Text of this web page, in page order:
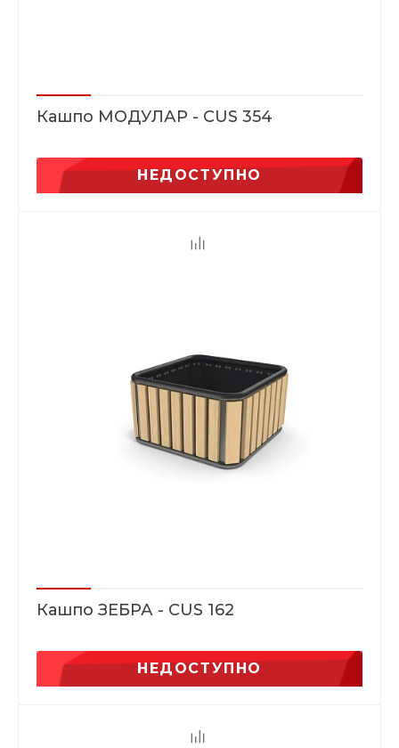
Кашпо МОДУЛАР - CUS 354
НЕДОСТУПНО
Кашпо ЗЕБРА - CUS 162
НЕДОСТУПНО